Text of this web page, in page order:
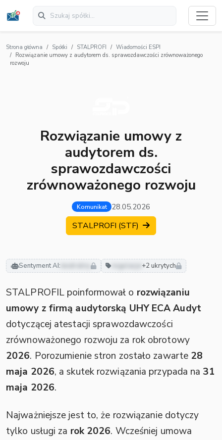
Strona główna Spółki STALPROFI
Wiadomości ESPI
Rozwiązanie umowy z audytorem ds. sprawozdawczości zrównoważonego
rozwoju
Rozwiązanie umowy z
audytorem ds.
sprawozdawczości
zrównoważonego rozwoju
Komunikat 28.05.2026
STALPROFI (STF)
Sentyment AI: neutralny regulacje +2 ukrytych
STALPROFIL poinformował o rozwiązaniu
umowy z firmą audytorską UHY ECA Audyt
dotyczącej atestacji sprawozdawczości
zrównoważonego rozwoju za rok obrotowy
2026. Porozumienie stron zostało zawarte 28
maja 2026, a skutek rozwiązania przypada na 31
maja 2026.
Najważniejsze jest to, że rozwiązanie dotyczy
tylko usługi za rok 2026. Wcześniej umowa